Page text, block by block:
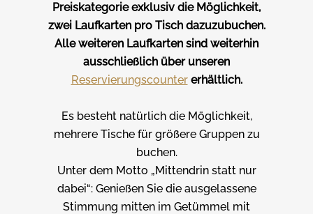
Preiskategorie exklusiv die Möglichkeit,
zwei Laufkarten pro Tisch dazuzubuchen.
Alle weiteren Laufkarten sind weiterhin
ausschließlich über unseren
Reservierungscountererhältlich.
Es besteht natürlich die Möglichkeit,
mehrere Tische für größere Gruppen zu
buchen.
Unter dem Motto „Mittendrin statt nur
dabei“: Genießen Sie die ausgelassene
Stimmung mitten im Getümmel mit